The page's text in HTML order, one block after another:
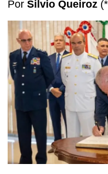
Por Silvio Queiroz